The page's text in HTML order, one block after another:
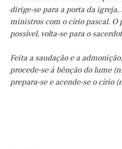
dirige-se para a porta da igreja,
ministros com o círio pascal. O
possível, volta-se para o
Feita a saudação e a
procede-se à bênção do lume
prepara-se e acende-se o círio